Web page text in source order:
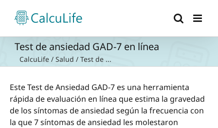
contenido
Test de ansiedad GAD-7 en línea
CalcuLife / Salud / Test de ...
Este Test de Ansiedad GAD-7 es una herramienta
rápida de evaluación en línea que estima la gravedad
de los síntomas de ansiedad según la frecuencia con
la que 7 síntomas de ansiedad les molestaron